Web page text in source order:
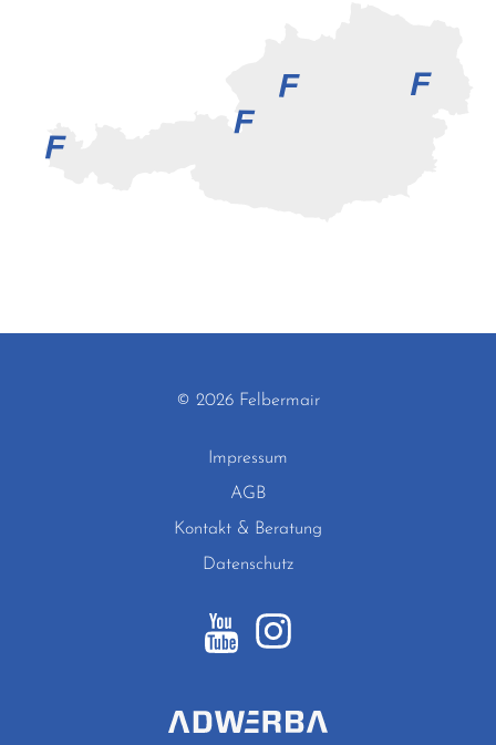
© 2026 Felbermair
Impressum
AGB
Kontakt & Beratung
Datenschutz